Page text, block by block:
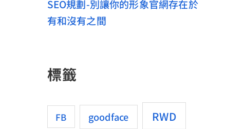
SEO規劃-別讓你的形象官網存在於
有和沒有之間
標籤
FB goodface RWD